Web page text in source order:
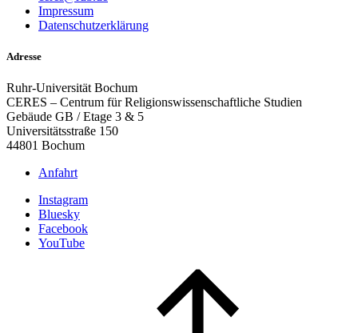
Impressum
Datenschutzerklärung
Adresse
Ruhr-Universität Bochum
CERES – Centrum für Religionswissenschaftliche Studien
Gebäude GB / Etage 3 & 5
Universitätsstraße 150
44801 Bochum
Anfahrt
Instagram
Bluesky
Facebook
YouTube